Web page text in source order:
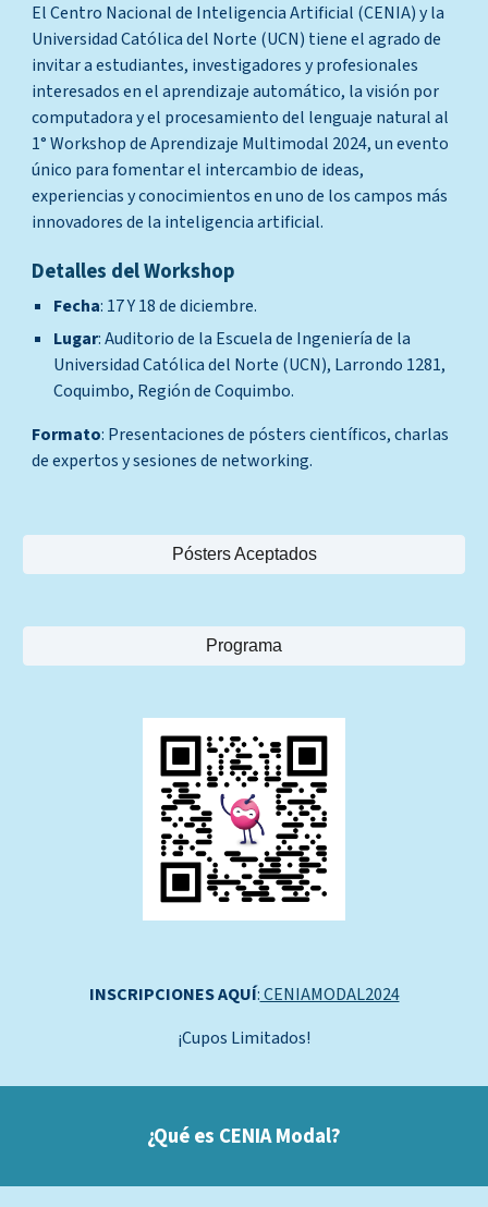
El Centro Nacional de Inteligencia Artificial (CENIA) y la
Universidad Católica del Norte (UCN) tiene el agrado de
invitar a estudiantes, investigadores y profesionales
interesados en el aprendizaje automático, la visión por
computadora y el procesamiento del lenguaje natural al
1° Workshop de Aprendizaje Multimodal 2024, un evento
único para fomentar el intercambio de ideas,
experiencias y conocimientos en uno de los campos más
innovadores de la inteligencia artificial.
Detalles del Workshop
Fecha: 17 Y 18 de diciembre.
Lugar: Auditorio de la Escuela de Ingeniería de la
Universidad Católica del Norte (UCN), Larrondo 1281,
Coquimbo, Región de Coquimbo.
Formato: Presentaciones de pósters científicos, charlas
de expertos y sesiones de networking.
Pósters Aceptados
Programa
INSCRIPCIONES AQUÍ:CENIAMODAL2024
¡Cupos Limitados!
¿Qué es CENIA Modal?